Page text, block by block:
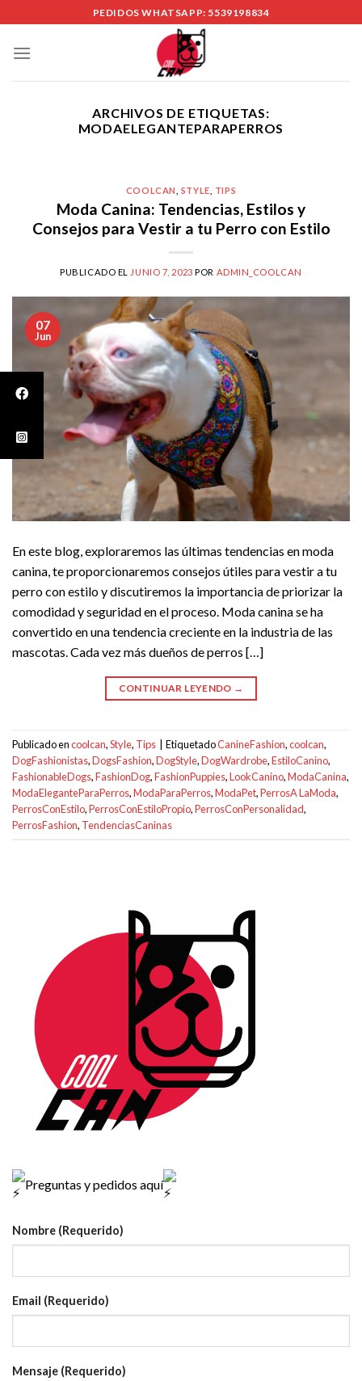
to
content
PEDIDOS WHATSAPP: 5539198834
ARCHIVOS DE ETIQUETAS:
MODAELEGANTEPARAPERROS
COOLCAN STYLE TIPS
Moda Canina: Tendencias, Estilos y
Consejos para Vestir a tu Perro con Estilo
PUBLICADO EL JUNIO 7, 2023 POR ADMIN_COOLCAN
07
Jun
En este blog, exploraremos las últimas tendencias en moda
canina, te proporcionaremos consejos útiles para vestir a tu
perro con estilo y discutiremos la importancia de priorizar la
comodidad y seguridad en el proceso. Moda canina se ha
convertido en una tendencia creciente en la industria de las
mascotas. Cada vez más dueños de perros […]
CONTINUAR LEYENDO →
Publicado encoolcan,Style, Tips EtiquetadoCanineFashion,coolcan,
DogFashionistas,DogsFashion,DogStyle,DogWardrobe,EstiloCanino,
FashionableDogs,FashionDog,FashionPuppies,LookCanino,ModaCanina,
ModaEleganteParaPerros,ModaParaPerros,ModaPet,PerrosA LaModa,
PerrosConEstilo,PerrosConEstiloPropio,PerrosConPersonalidad,
PerrosFashion, TendenciasCaninas
Preguntas y pedidos aquí
Nombre (Requerido)
Email (Requerido)
Mensaje (Requerido)